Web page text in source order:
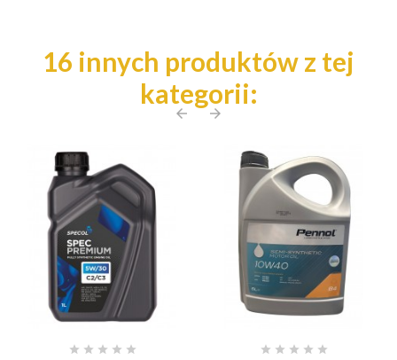
16 innych produktów z tej
kategorii:
arrow_back arrow_forward
         